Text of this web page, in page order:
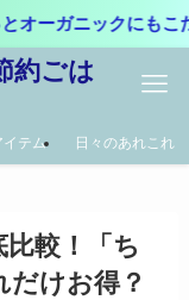
もこだわりたい
約ごは
イテム 日々のあれこれ
較！「ち
けお得？